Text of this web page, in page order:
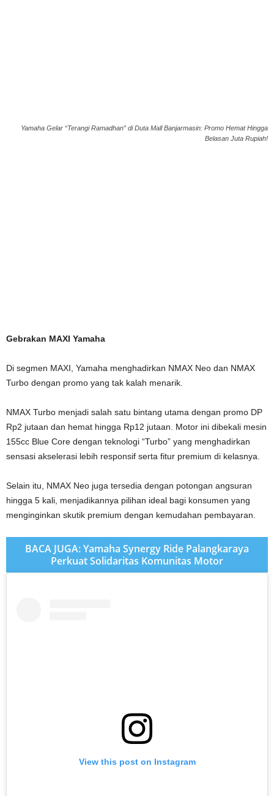
Yamaha Gelar “Terangi Ramadhan” di Duta Mall Banjarmasin: Promo Hemat Hingga
Belasan Juta Rupiah!
Gebrakan MAXI Yamaha
Di segmen MAXI, Yamaha menghadirkan NMAX Neo dan NMAX
Turbo dengan promo yang tak kalah menarik.
NMAX Turbo menjadi salah satu bintang utama dengan promo DP
Rp2 jutaan dan hemat hingga Rp12 jutaan. Motor ini dibekali mesin
155cc Blue Core dengan teknologi “Turbo” yang menghadirkan
sensasi akselerasi lebih responsif serta fitur premium di kelasnya.
Selain itu, NMAX Neo juga tersedia dengan potongan angsuran
hingga 5 kali, menjadikannya pilihan ideal bagi konsumen yang
menginginkan skutik premium dengan kemudahan pembayaran.
BACA JUGA: Yamaha Synergy Ride Palangkaraya
Perkuat Solidaritas Komunitas Motor
View this post on Instagram